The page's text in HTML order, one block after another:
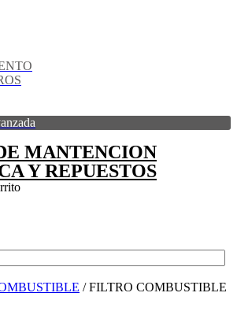
MANTENCION
Y REPUESTOS
/ FILTRO COMBUSTIBLE